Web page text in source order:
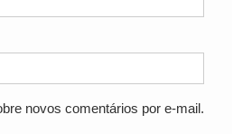
novos comentários por e-mail.